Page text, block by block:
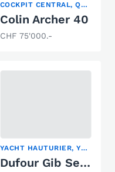
COCKPIT CENTRAL, QUILLARD, YACHT HAUTURIER
Colin Archer 40
CHF 75'000.-
YACHT HAUTURIER, YACHT À VOILE
Dufour Gib Sea 37